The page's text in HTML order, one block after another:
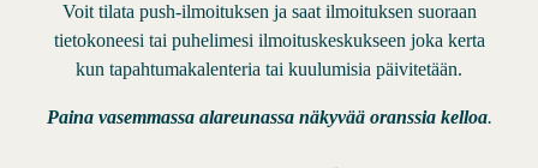
Voit tilata push-ilmoituksen ja saat ilmoituksen suoraan
tietokoneesi tai puhelimesi ilmoituskeskukseen joka kerta
kun tapahtumakalenteria tai kuulumisia päivitetään.
Paina vasemmassa alareunassa näkyvää oranssia kelloa.